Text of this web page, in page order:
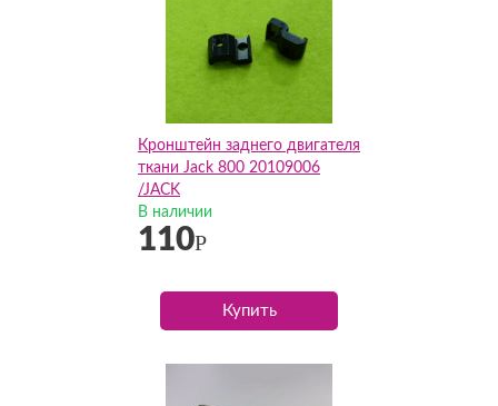
Кронштейн заднего двигателя
ткани Jack 800 20109006
/JACK
В наличии
110Р
Купить